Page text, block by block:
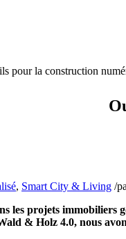
pour la construction
, Smart City & Living /
les projets immobiliers
& Holz 4.0, nous